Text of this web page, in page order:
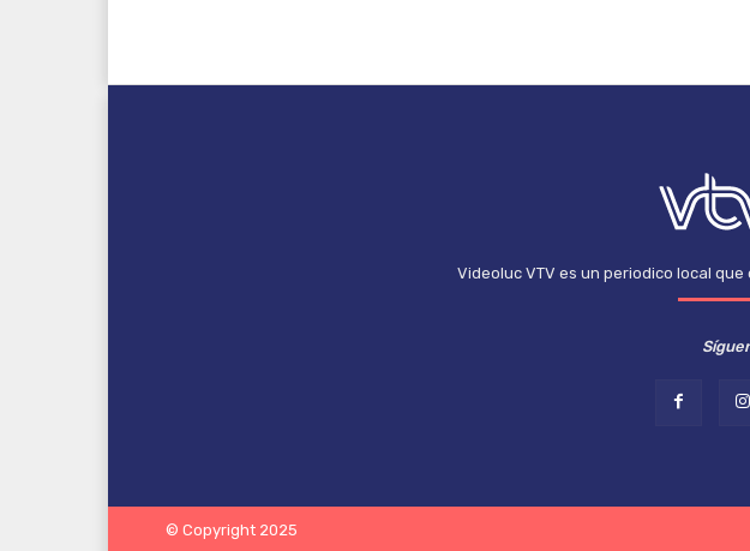
Videoluc VTV es un periodico local
© Copyright 2025